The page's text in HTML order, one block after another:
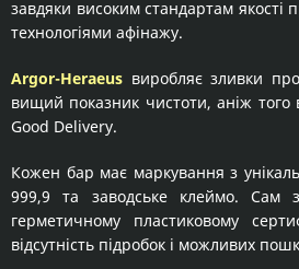
завдяки високим стандартам якості
технологіями афінажу.
Argor-Heraeus виробляє зливки
вищий показник чистоти, аніж того
Good Delivery.
Кожен бар має маркування з
999,9 та заводське клеймо. Сам
герметичному пластиковому
відсутність підробок і можливих